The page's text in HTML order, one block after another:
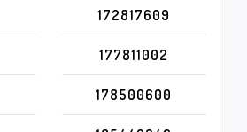
172817609
177811002
178500600